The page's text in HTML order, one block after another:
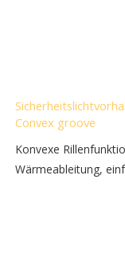
Convex groove
Konvexe
Wärmeableitung,